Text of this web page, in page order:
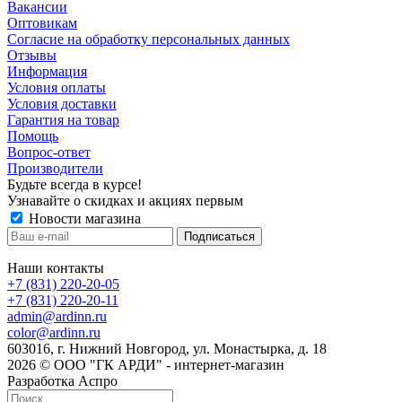
Вакансии
Оптовикам
Cогласие на обработку персональных данных
Отзывы
Информация
Условия оплаты
Условия доставки
Гарантия на товар
Помощь
Вопрос-ответ
Производители
Будьте всегда в курсе!
Узнавайте о скидках и акциях первым
Новости магазина
Наши контакты
+7 (831) 220-20-05
+7 (831) 220-20-11
admin@ardinn.ru
color@ardinn.ru
603016, г. Нижний Новгород, ул. Монастырка, д. 18
2026 © ООО "ГК АРДИ" - интернет-магазин
Разработка Аспро